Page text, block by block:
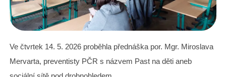
Ve čtvrtek 14. 5. 2026 proběhla přednáška por. Mgr. Miroslava
Mervarta, preventisty PČR s názvem Past na děti aneb